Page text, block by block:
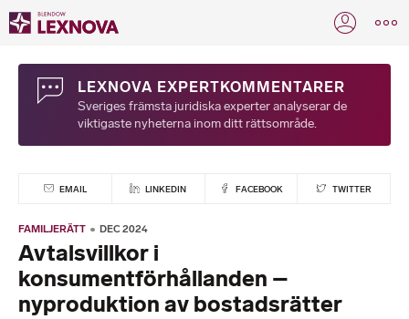
LEXNOVA EXPERTKOMMENTARER
Sveriges främsta juridiska experter analyserar de
viktigaste nyheterna inom ditt rättsområde.
EMAIL LINKEDIN FACEBOOK TWITTER
FAMILJERÄTT DEC 2024
Avtalsvillkor i
konsumentförhållanden –
nyproduktion av bostadsrätter